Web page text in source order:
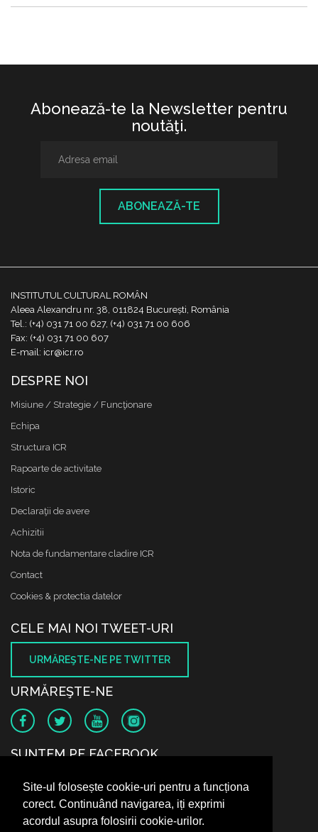
Site-ul folosește cookie-uri pentru a funcționa
corect. Continuând navigarea, iți exprimi
acordul asupra folosirii cookie-urilor.
Abonează-te la Newsletter pentru
noutăţi.
ABONEAZĂ-TE
INSTITUTUL CULTURAL ROMÂN
Aleea Alexandru nr. 38, 011824 București, România
Tel.: (+4) 031 71 00 627, (+4) 031 71 00 606
Fax: (+4) 031 71 00 607
E-mail: icr@icr.ro
DESPRE NOI
Misiune / Strategie / Funcţionare
Echipa
Structura ICR
Rapoarte de activitate
Istoric
Declaraţii de avere
Achizitii
Nota de fundamentare cladire ICR
Contact
Cookies & protectia datelor
CELE MAI NOI TWEET-URI
URMĂREŞTE-NE PE TWITTER
URMĂREŞTE-NE
SUNTEM PE FACEBOOK